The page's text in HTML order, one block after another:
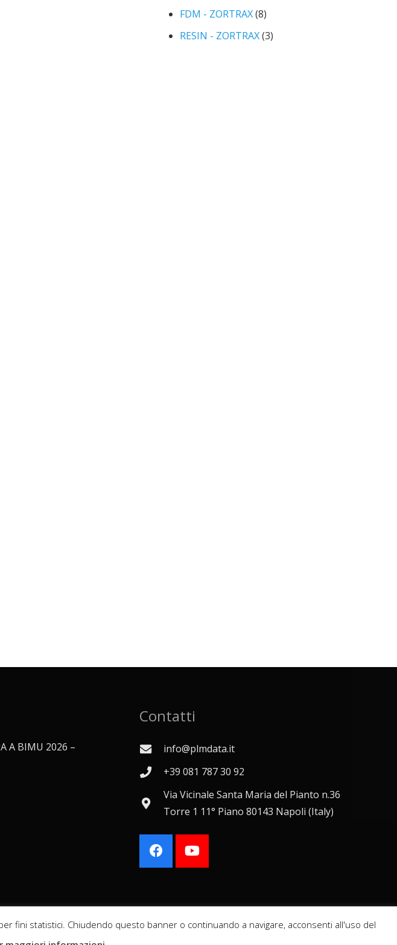
FDM - ZORTRAX(8)
RESIN - ZORTRAX(3)
A BIMU 2026 –
Contatti
info@plmdata.it
+39 081 787 30 92
Via Vicinale Santa Maria del Pianto n.36
Torre 1 11° Piano 80143 Napoli (Italy)
fini statistici. Chiudendo questo banner o continuando a navigare, acconsenti all'uso del